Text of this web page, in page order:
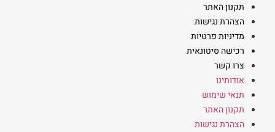
תקנון האתר
הצהרת נגישות
מדיניות פרטיות
רכישה סיטונאית
צרו קשר
אודותינו
תנאי שימוש
תקנון האתר
הצהרת נגישות